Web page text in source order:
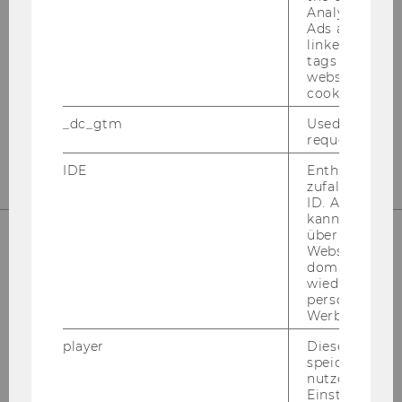
officetaxlaw@wu.ac.at
UNSERE SOCIAL MEDIA KANÄLE
Analytics and
Ads accounts
linked, the
tags on the
website read
cookie.
_dc_gtm
Used to
request rate.
IDE
Enthält eine
ID. Anhand
kann Google
über
Websites
Werbung
player
Dieses Cookie
speichert